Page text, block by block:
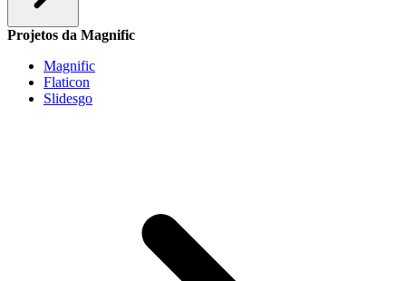
Projetos da Magnific
Magnific
Flaticon
Slidesgo